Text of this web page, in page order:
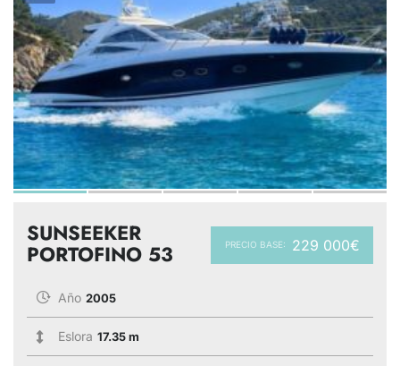
PRECIO BASE: 229 000€
SUNSEEKER
PORTOFINO 53
Año 2005
Eslora 17.35 m